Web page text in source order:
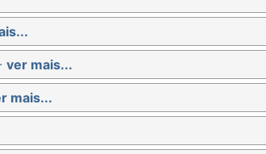
ver mais...
mais...